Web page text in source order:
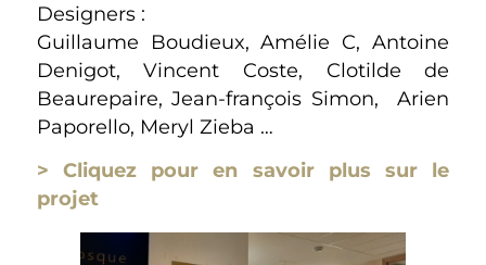
Designers :
Guillaume Boudieux, Amélie C, Antoine
Denigot, Vincent Coste, Clotilde de
Beaurepaire, Jean-françois Simon, Arien
Paporello, Meryl Zieba …
> Cliquez pour en savoir plus sur le
projet